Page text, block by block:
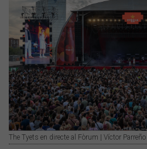
The Tyets en directe al Fòrum | Víctor Parreño